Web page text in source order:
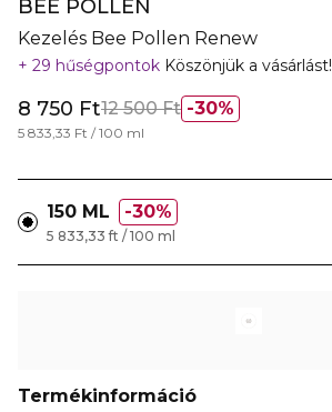
BEE POLLEN
Kezelés Bee Pollen Renew
29 hűségpontok Köszönjük a vásárlást!
30%
8 750 Ft12 500 Ft
5 833,33 Ft / 100 ml
150 ML 30%
5 833,33 ft / 100 ml
Termékinformáció